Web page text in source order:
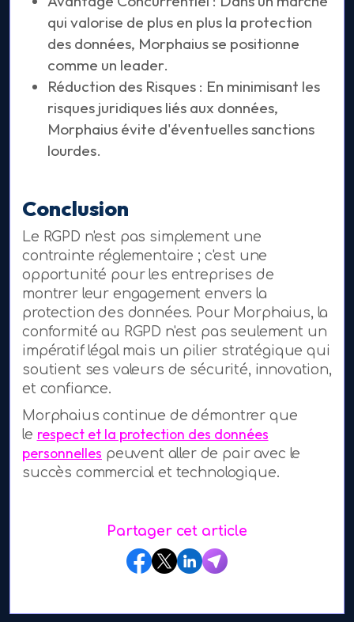
qui valorise de plus en plus la protection
des données, Morphaius se positionne
comme un leader.
Réduction des Risques : En minimisant les
risques juridiques liés aux données,
Morphaius évite d'éventuelles sanctions
lourdes.
Conclusion
Le RGPD n'est pas simplement une
contrainte réglementaire ; c'est une
opportunité pour les entreprises de
montrer leur engagement envers la
protection des données. Pour Morphaius, la
conformité au RGPD n'est pas seulement un
impératif légal mais un pilier stratégique qui
soutient ses valeurs de sécurité, innovation,
et confiance.
Morphaius continue de démontrer que
le respect et la protection des données
personnelles peuvent aller de pair avec le
succès commercial et technologique.
Partager cet article